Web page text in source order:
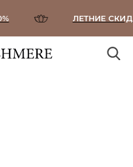
ЛЕТНИЕ